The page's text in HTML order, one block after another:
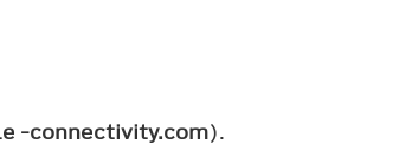
-connectivity.com).